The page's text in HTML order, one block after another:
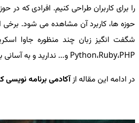
را برای کاربران طراحی کنیم. افرادی که
حوزه ها، کاربرد آن مشاهده می شود. برخی
شگفت انگیز زبان چند منظوره جاوا
Python،Ruby،PHP و… ندارید و به آسانی با همان زبان جاوا اسکریپت در محیط جذابی به اسم
در ادامه این مقاله ازآکادمی برنامه نویسی